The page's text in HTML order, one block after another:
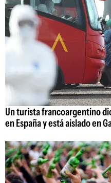
Un turista francoargentino
en España y está aislado en